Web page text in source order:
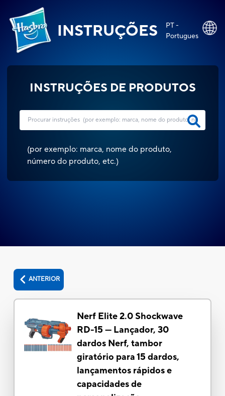
INSTRUÇÕES
PT -
Portugues
INSTRUÇÕES DE PRODUTOS
(por exemplo: marca, nome do produto,
número do produto, etc.)
ANTERIOR
Nerf Elite 2.0 Shockwave
RD-15 — Lançador, 30
dardos Nerf, tambor
giratório para 15 dardos,
lançamentos rápidos e
capacidades de